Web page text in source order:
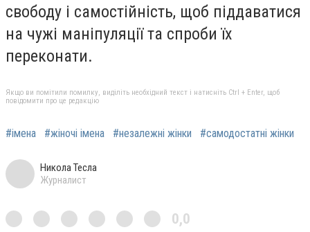
свободу і самостійність, щоб піддаватися
на чужі маніпуляції та спроби їх
переконати.
Якщо ви помітили помилку, виділіть необхідний текст і натисніть Ctrl + Enter, щоб
повідомити про це редакцію
#імена #жіночі імена #незалежні жінки #самодостатні жінки
Никола Тесла
Журналист
0,0